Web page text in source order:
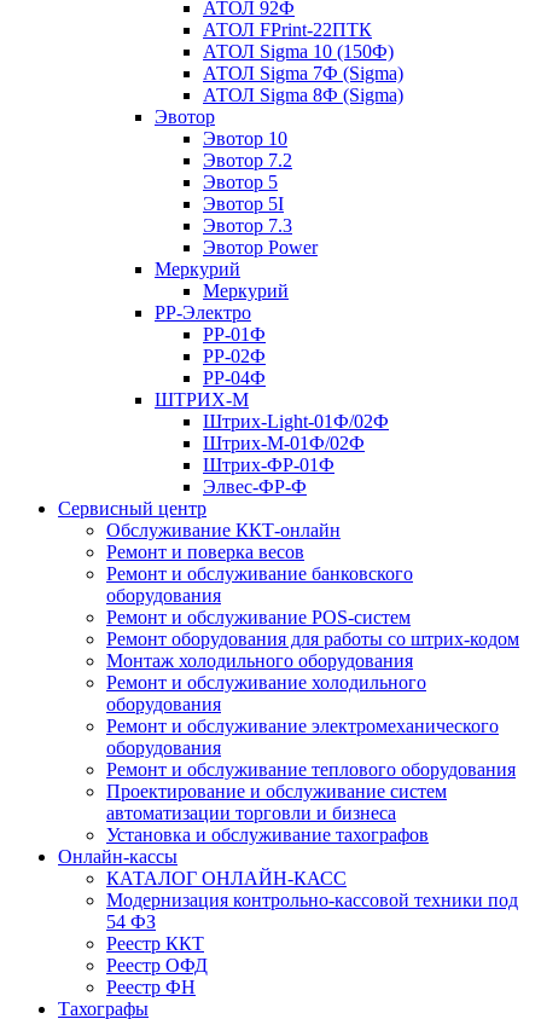
АТОЛ 92Ф
АТОЛ FPrint-22ПТК
АТОЛ Sigma 10 (150Ф)
АТОЛ Sigma 7Ф (Sigma)
АТОЛ Sigma 8Ф (Sigma)
Эвотор
Эвотор 10
Эвотор 7.2
Эвотор 5
Эвотор 5I
Эвотор 7.3
Эвотор Power
Меркурий
Меркурий
РР-Электро
РР-01Ф
РР-02Ф
РР-04Ф
ШТРИХ-М
Штрих-Light-01Ф/02Ф
Штрих-М-01Ф/02Ф
Штрих-ФР-01Ф
Элвес-ФР-Ф
Сервисный центр
Обслуживание ККТ-онлайн
Ремонт и поверка весов
Ремонт и обслуживание банковского
оборудования
Ремонт и обслуживание POS-систем
Ремонт оборудования для работы со штрих-кодом
Монтаж холодильного оборудования
Ремонт и обслуживание холодильного
оборудования
Ремонт и обслуживание электромеханического
оборудования
Ремонт и обслуживание теплового оборудования
Проектирование и обслуживание систем
автоматизации торговли и бизнеса
Установка и обслуживание тахографов
Онлайн-кассы
КАТАЛОГ ОНЛАЙН-КАСС
Модернизация контрольно-кассовой техники под
54 ФЗ
Реестр ККТ
Реестр ОФД
Реестр ФН
Тахографы